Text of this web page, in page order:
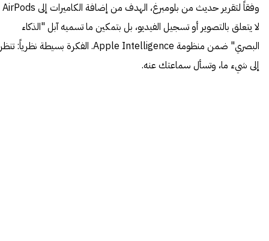
وفقاً لتقرير حديث من بلومبرغ، الهدف من إضافة الكاميرات إلى AirPods
لا يتعلق بالتصوير أو تسجيل الفيديو، بل بتمكين ما تسميه آبل "الذكاء
البصري" ضمن منظومة Apple Intelligence. الفكرة بسيطة نظرياً: تنظر
إلى شيء ما، وتسأل سماعتك عنه.